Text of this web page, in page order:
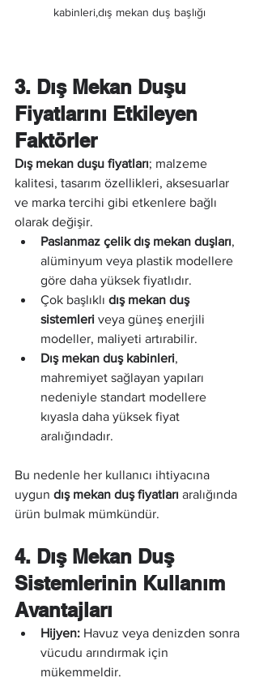
kabinleri,dış mekan duş başlığı
3. Dış Mekan Duşu
Fiyatlarını Etkileyen
Faktörler
Dış mekan duşu fiyatları; malzeme
kalitesi, tasarım özellikleri, aksesuarlar
ve marka tercihi gibi etkenlere bağlı
olarak değişir.
Paslanmaz çelik dış mekan duşları,
alüminyum veya plastik modellere
göre daha yüksek fiyatlıdır.
Çok başlıklı dış mekan duş
sistemleri veya güneş enerjili
modeller, maliyeti artırabilir.
Dış mekan duş kabinleri,
mahremiyet sağlayan yapıları
nedeniyle standart modellere
kıyasla daha yüksek fiyat
aralığındadır.
Bu nedenle her kullanıcı ihtiyacına
uygun dış mekan duş fiyatları aralığında
ürün bulmak mümkündür.
4. Dış Mekan Duş
Sistemlerinin Kullanım
Avantajları
Hijyen: Havuz veya denizden sonra
vücudu arındırmak için
mükemmeldir.